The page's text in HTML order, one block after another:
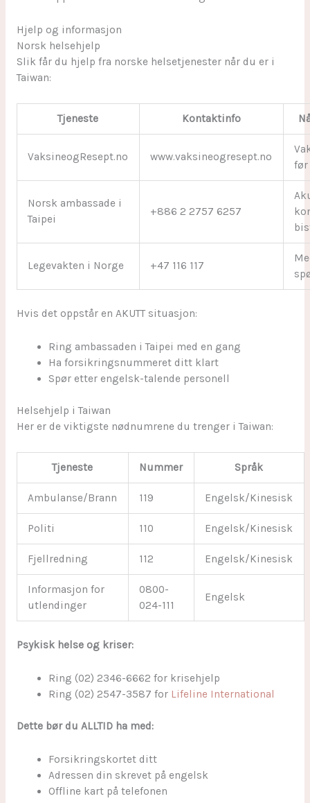
Hjelp og informasjon
Norsk helsehjelp
Slik får du hjelp fra norske helsetjenester når du er i
Taiwan:
Tjeneste Kontaktinfo
VaksineogResept.no www.vaksineogresept.no
før
Norsk ambassade i
Taipei
+886 2 2757 6257
Legevakten i Norge +47 116 117
Hvis det oppstår en AKUTT situasjon:
Ring ambassaden i Taipei med en gang
Ha forsikringsnummeret ditt klart
Spør etter engelsk-talende personell
Helsehjelp i Taiwan
Her er de viktigste nødnumrene du trenger i Taiwan:
Tjeneste Nummer Språk
Ambulanse/Brann 119 Engelsk/Kinesisk
Politi 110 Engelsk/Kinesisk
Fjellredning 112 Engelsk/Kinesisk
Informasjon for
utlendinger
0800-
024-111
Engelsk
Psykisk helse og kriser:
Ring (02) 2346-6662 for krisehjelp
Ring (02) 2547-3587 for Lifeline International
Dette bør du ALLTID ha med:
Forsikringskortet ditt
Adressen din skrevet på engelsk
Offline kart på telefonen